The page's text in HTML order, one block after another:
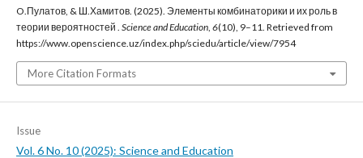
O.Пулатов, & Ш.Хамитов. (2025). Элементы комбинаторики и их роль в
теории вероятностей . Science and Education, 6(10), 9–11. Retrieved from
https://www.openscience.uz/index.php/sciedu/article/view/7954
More Citation Formats
Issue
Vol. 6 No. 10 (2025): Science and Education